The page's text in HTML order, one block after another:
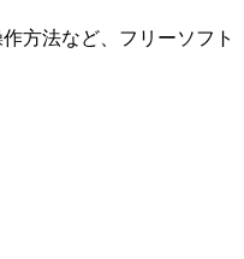
方法など、フリーソフト